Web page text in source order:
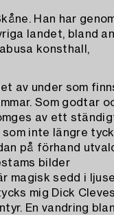
Han har
landet, bland
konsthall,
av under som
Som godtar
av ett
inte längre
på förhand
bilder
magisk sedd i
mig Dick
En vandring